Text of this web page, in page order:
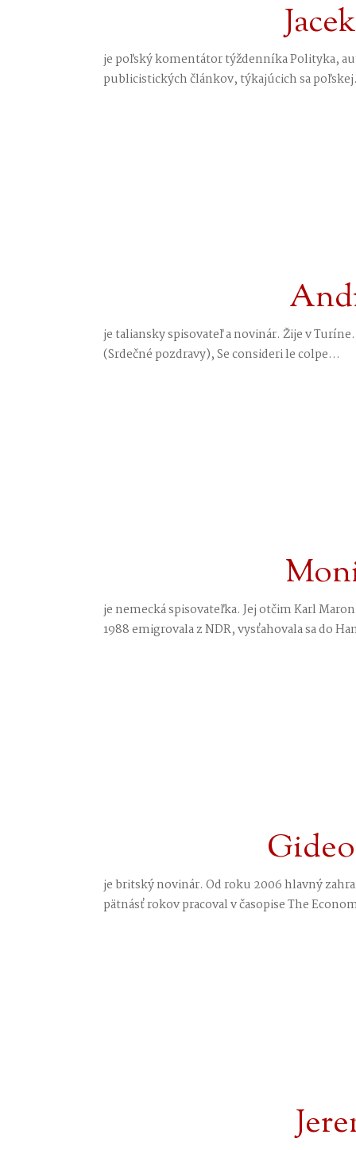
je poľský komentátor týždenníka Polityka,
publicistických článkov, týkajúcich sa
je taliansky spisovateľ a novinár. Žije v
(Srdečné pozdravy), Se consideri le colpe...
je nemecká spisovateľka. Jej otčim Karl
1988 emigrovala z NDR, vysťahovala sa do
je britský novinár. Od roku 2006 hlavný
pätnásť rokov pracoval v časopise The